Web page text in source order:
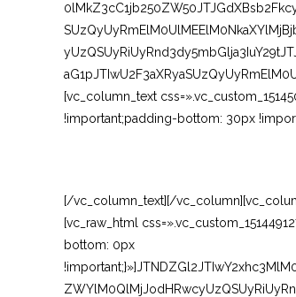
[vc_column_text
!important;padding-bottom: 30px
[/vc_column_text][/
[vc_raw_html
bottom: 0px